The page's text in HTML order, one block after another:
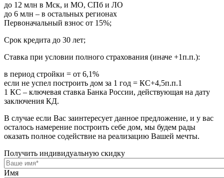
до 12 млн в Мск, и МО, СПб и ЛО
до 6 млн – в остальных регионах
Первоначальный взнос от 15%;
Срок кредита до 30 лет;
Ставка при условии полного страхования (иначе +1п.п.):
в период стройки = от 6,1%
если не успел построить дом за 1 год = КС+4,5п.п.1
1 КС – ключевая ставка Банка России, действующая на дату
заключения КД.
В случае если Вас заинтересует данное предложение, и у вас
осталось намерение построить себе дом, мы будем рады
оказать полное содействие на реализацию Вашей мечты.
Получить индивидуальную скидку
Имя